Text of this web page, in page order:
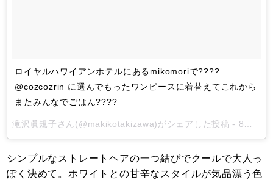
ロイヤルハワイアンホテルにあるmikomoriで????
@cozcozrin に選んでもったワンピースに着替えてこれから
またみんなでごはん????
滝沢眞規子 さん(@makikotakizawa)がシェアした投稿 - 8月 11, 2017 at 10:04午後 PDT
シンプルなストレートヘアの一つ結びでクールで大人っ
ぽく決めて。ホワイトとの甘辛なスタイルが気品漂う色